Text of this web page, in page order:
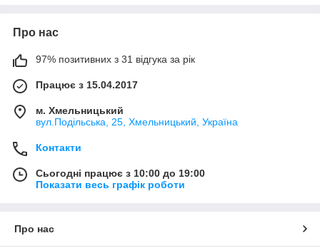
Про нас
97% позитивних з 31 відгука за рік
Працює з 15.04.2017
м. Хмельницький
вул.Подільська, 25, Хмельницький, Україна
Контакти
Сьогодні працює з 10:00 до 19:00
Показати весь графік роботи
Про нас